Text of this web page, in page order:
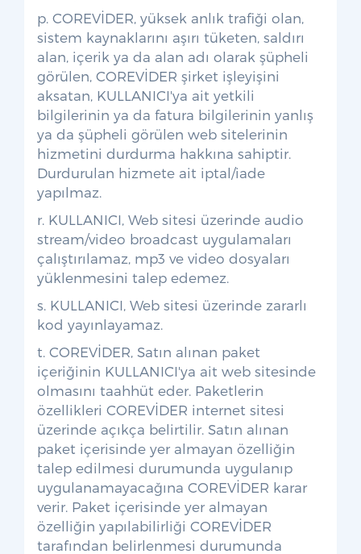
p. COREVİDER, yüksek anlık trafiği olan,
sistem kaynaklarını aşırı tüketen, saldırı
alan, içerik ya da alan adı olarak şüpheli
görülen, COREVİDER şirket işleyişini
aksatan, KULLANICI'ya ait yetkili
bilgilerinin ya da fatura bilgilerinin yanlış
ya da şüpheli görülen web sitelerinin
hizmetini durdurma hakkına sahiptir.
Durdurulan hizmete ait iptal/iade
yapılmaz.
r. KULLANICI, Web sitesi üzerinde audio
stream/video broadcast uygulamaları
çalıştırılamaz, mp3 ve video dosyaları
yüklenmesini talep edemez.
s. KULLANICI, Web sitesi üzerinde zararlı
kod yayınlayamaz.
t. COREVİDER, Satın alınan paket
içeriğinin KULLANICI'ya ait web sitesinde
olmasını taahhüt eder. Paketlerin
özellikleri COREVİDER internet sitesi
üzerinde açıkça belirtilir. Satın alınan
paket içerisinde yer almayan özelliğin
talep edilmesi durumunda uygulanıp
uygulanamayacağına COREVİDER karar
verir. Paket içerisinde yer almayan
özelliğin yapılabilirliği COREVİDER
tarafından belirlenmesi durumunda